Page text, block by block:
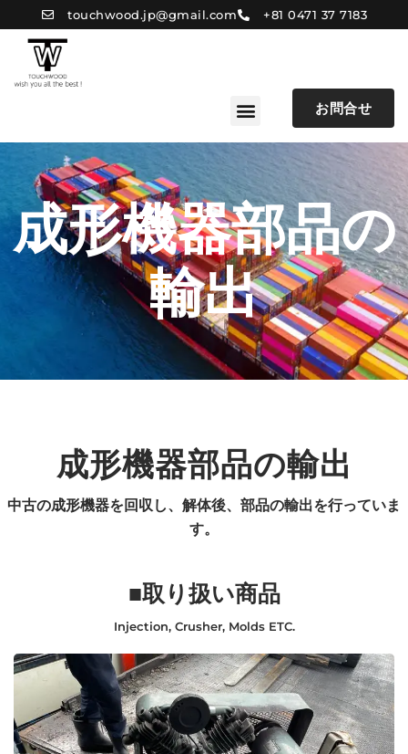
touchwood.jp@gmail.com +81 0471 37 7183
お問合せ
成形機器部品の
輸出
成形機器部品の輸出
中古の成形機器を回収し、解体後、部品の輸出を行っていま
す。
■取り扱い商品
Injection, Crusher, Molds ETC.